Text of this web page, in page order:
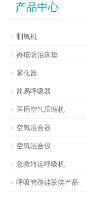
产品中心
制氧机
褥疮防治床垫
雾化器
简易呼吸器
医用空气压缩机
空氧混合器
空氧混合仪
急救转运呼吸机
呼吸管路硅胶类产品